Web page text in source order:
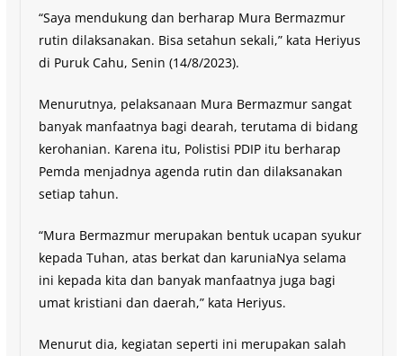
“Saya mendukung dan berharap Mura Bermazmur
rutin dilaksanakan. Bisa setahun sekali,” kata Heriyus
di Puruk Cahu, Senin (14/8/2023).
Menurutnya, pelaksanaan Mura Bermazmur sangat
banyak manfaatnya bagi dearah, terutama di bidang
kerohanian. Karena itu, Polistisi PDIP itu berharap
Pemda menjadnya agenda rutin dan dilaksanakan
setiap tahun.
“Mura Bermazmur merupakan bentuk ucapan syukur
kepada Tuhan, atas berkat dan karuniaNya selama
ini kepada kita dan banyak manfaatnya juga bagi
umat kristiani dan daerah,” kata Heriyus.
Menurut dia, kegiatan seperti ini merupakan salah